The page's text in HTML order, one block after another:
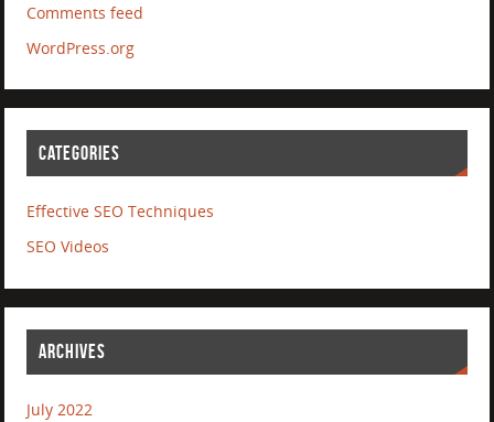
Comments feed
WordPress.org
CATEGORIES
Effective SEO Techniques
SEO Videos
ARCHIVES
July 2022